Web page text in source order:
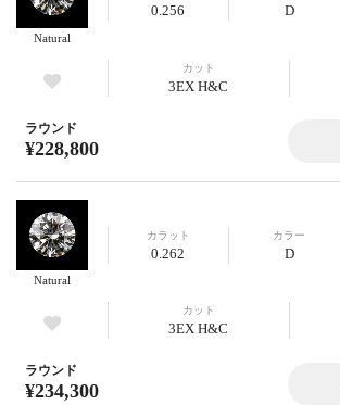
Natural
0.256 D
カット
3EX H&C
ラウンド
¥228,800
Natural
カラット
0.262
カラー
D
カット
3EX H&C
ラウンド
¥234,300